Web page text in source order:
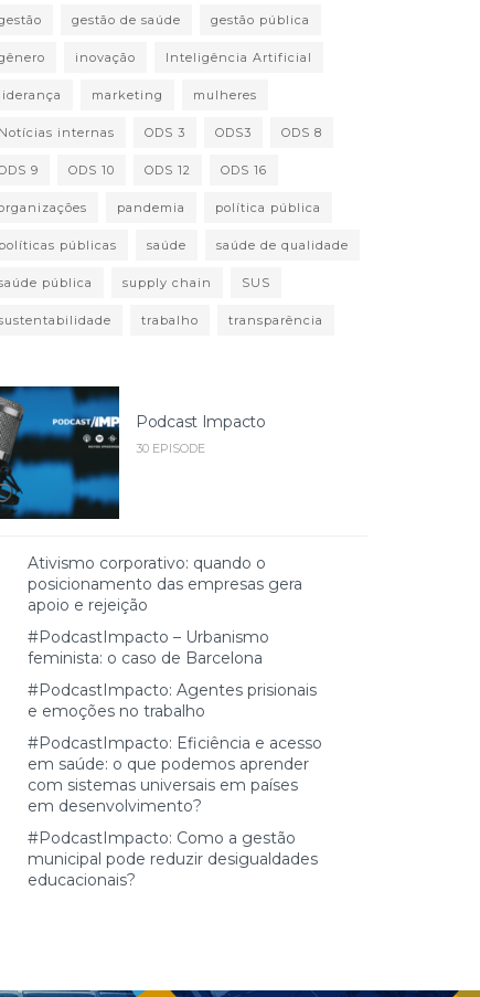
gestão de saúde gestão pública
inovação Inteligência Artificial
liderança marketing mulheres
Notícias internas ODS 3 ODS3 ODS 8
9 ODS 10 ODS 12 ODS 16
pandemia política pública
políticas públicas saúde saúde de qualidade
pública supply chain SUS
trabalho transparência
Podcast Impacto
30 EPISODE
Ativismo corporativo: quando o
posicionamento das empresas gera
apoio e rejeição
#PodcastImpacto – Urbanismo
feminista: o caso de Barcelona
#PodcastImpacto: Agentes prisionais
e emoções no trabalho
#PodcastImpacto: Eficiência e acesso
em saúde: o que podemos aprender
com sistemas universais em países
em desenvolvimento?
#PodcastImpacto: Como a gestão
municipal pode reduzir desigualdades
educacionais?